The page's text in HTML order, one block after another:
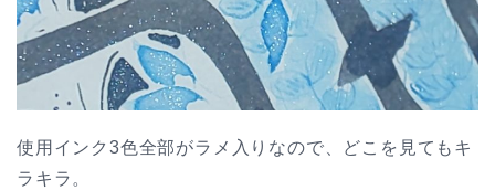
使用インク3色全部がラメ入りなので、どこを見てもキ
ラキラ。